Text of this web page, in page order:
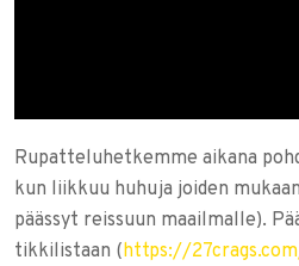
Rupatteluhetkemme aikana
kun liikkuu huhuja joiden
päässyt reissuun maailmalle).
tikkilistaan (https://